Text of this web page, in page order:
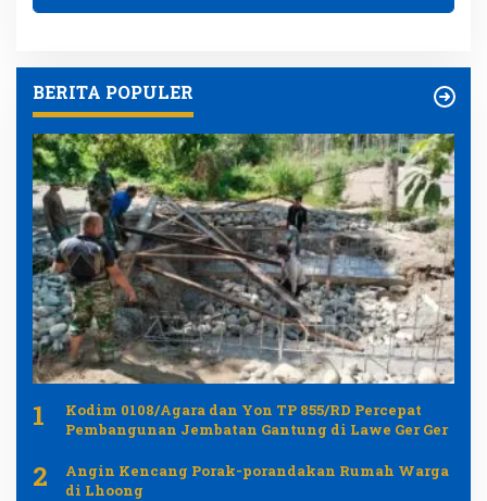
BERITA POPULER
1
Kodim 0108/Agara dan Yon TP 855/RD Percepat
Pembangunan Jembatan Gantung di Lawe Ger Ger
2
Angin Kencang Porak-porandakan Rumah Warga
di Lhoong